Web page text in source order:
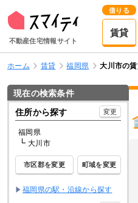
不動産住宅情報サイト
借りる
賃貸
ホーム 賃貸 福岡県 大川市の
現在の検索条件
住所から探す
変更
福岡県
大川市
市区郡を変更 町域を変更
福岡県の駅・沿線から探す